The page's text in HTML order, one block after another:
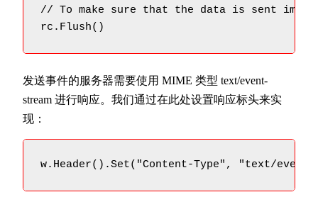
// To make sure that the data is sent
rc.Flush()
发送事件的服务器需要使用 MIME 类型 text/event-
stream 进行响应。我们通过在此处设置响应标头来实
现：
w.Header().Set("Content-Type", "text/event-